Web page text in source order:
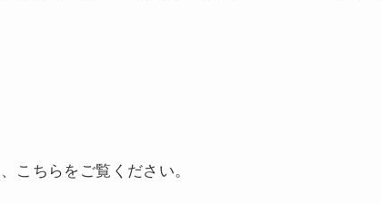
こちらをご覧ください。